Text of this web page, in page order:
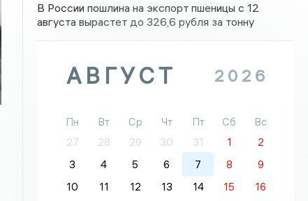
В России пошлина на экспорт пшеницы с 12
августа вырастет до 326,6 рубля за тонну
АВГУСТ 2026
Пн Вт Ср Чт Пт Сб
Вс
27
28 29 30 31 1
2
3
4 5 6 7 8
9
10
11 12 13 14 15
16